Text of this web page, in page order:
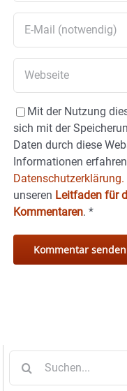
Mit der Nutzung
sich mit der
Daten durch diese
Informationen
Datenschutzerklärung.
unseren Leitfaden für
Kommentaren. *
nach: